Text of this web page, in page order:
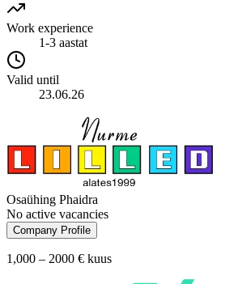
Work experience
1-3 aastat
Valid until
23.06.26
Osaühing Phaidra
No active vacancies
Company Profile
1,000 – 2000 € kuus